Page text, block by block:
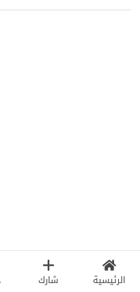
الرئيسية شارك
بهتان، وظهور خطوط